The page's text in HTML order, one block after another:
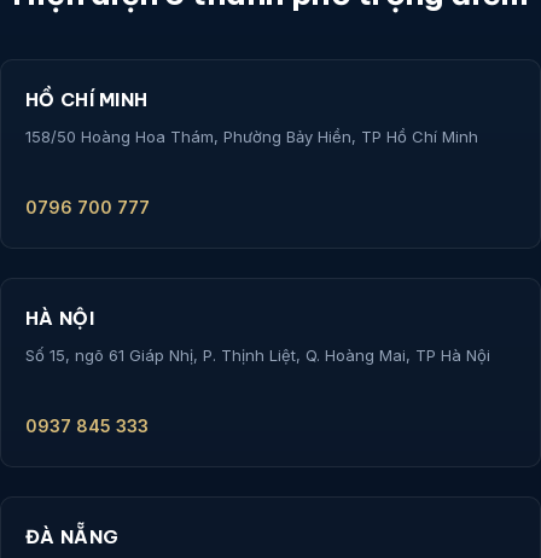
HỒ CHÍ MINH
158/50 Hoàng Hoa Thám, Phường Bảy Hiền, TP Hồ Chí Minh
0796 700 777
HÀ NỘI
Số 15, ngõ 61 Giáp Nhị, P. Thịnh Liệt, Q. Hoàng Mai, TP Hà Nội
0937 845 333
ĐÀ NẴNG